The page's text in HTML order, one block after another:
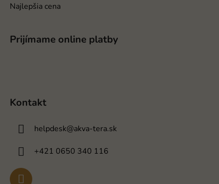
Najlepšia cena
Prijímame online platby
Kontakt
helpdesk@akva-tera.sk
+421 0650 340 116